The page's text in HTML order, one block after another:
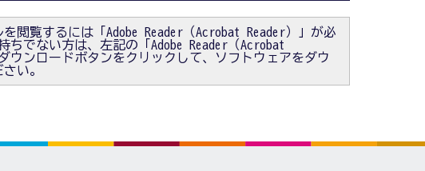
を閲覧するには「Adobe Reader（Acrobat Reader）」が必
ちでない方は、左記の「Adobe Reader（Acrobat
ウンロードボタンをクリックして、ソフトウェアをダウ
い。